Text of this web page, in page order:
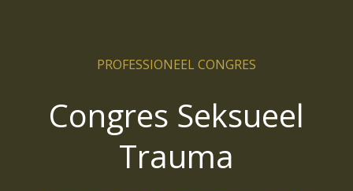
PROFESSIONEEL CONGRES
Congres Seksueel
Trauma